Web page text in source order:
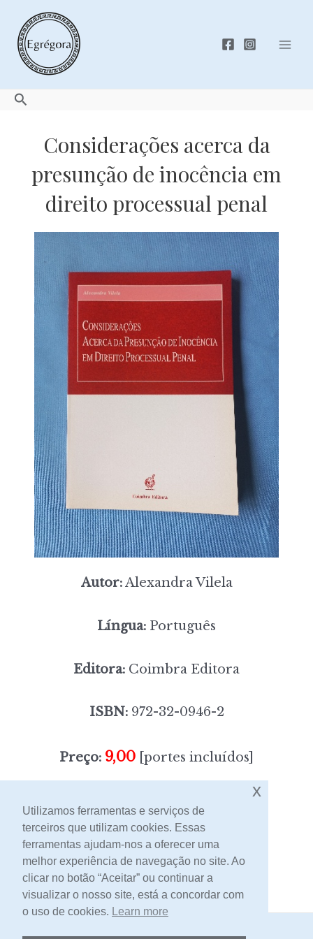
content
Search
Considerações acerca da
presunção de inocência em
direito processual penal
Autor:Alexandra Vilela
Língua: Português
Editora: Coimbra Editora
ISBN:972-32-0946-2
Preço: 9,00 [portes incluídos]
Sem stock
Contacto
Utilizamos ferramentas e serviços de
terceiros que utilizam cookies. Essas
ferramentas ajudam-nos a oferecer uma
melhor experiência de navegação no site. Ao
clicar no botão “Aceitar” ou continuar a
visualizar o nosso site, está a concordar com
o uso de cookies. Learn more
x